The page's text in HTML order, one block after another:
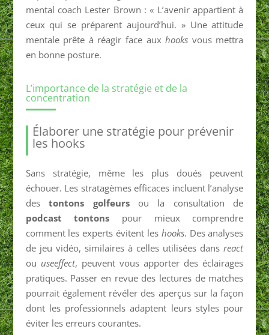
mental coach Lester Brown : « L’avenir appartient à
ceux qui se préparent aujourd’hui. » Une attitude
mentale prête à réagir face auxhooks vous mettra
en bonne posture.
L’importance de la stratégie et de la
concentration
Élaborer une stratégie pour prévenir
les hooks
Sans stratégie, même les plus doués peuvent
échouer. Les stratagèmes efficaces incluent l’analyse
destontons golfeursou la consultation de
podcast tontons pour mieux comprendre
comment les experts évitent les hooks. Des analyses
de jeu vidéo, similaires à celles utilisées dansreact
ou useeffect, peuvent vous apporter des éclairages
pratiques. Passer en revue des lectures de matches
pourrait également révéler des aperçus sur la façon
dont les professionnels adaptent leurs styles pour
éviter les erreurs courantes.